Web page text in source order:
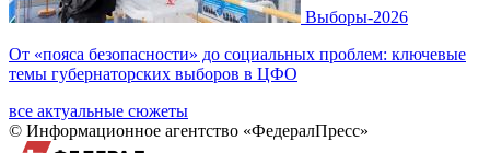
Выборы-2026
От «пояса безопасности» до социальных проблем: ключевые
темы губернаторских выборов в ЦФО
все актуальные сюжеты
© Информационное агентство «ФедералПресс»